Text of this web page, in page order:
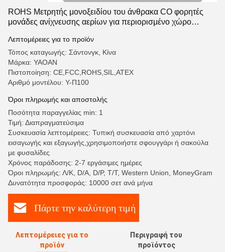
ROHS Μετρητής μονοξειδίου του άνθρακα CO φορητές
μονάδες ανίχνευσης αερίων για περιορισμένο χώρο
Λεπτομέρειες για το προϊόν
Τόπος καταγωγής: Σάντονγκ, Κίνα
Μάρκα: YAOAN
Πιστοποίηση: CE,FCC,ROHS,SIL,ATEX
Αριθμό μοντέλου: Υ-Π100
Όροι πληρωμής και αποστολής
Ποσότητα παραγγελίας min: 1
Τιμή: Διαπραγματεύσιμα
Συσκευασία λεπτομέρειες: Τυπική συσκευασία από χαρτόνι
εισαγωγής και εξαγωγής,χρησιμοποιήστε σφουγγάρι ή σακούλα
με φυσαλίδες
Χρόνος παράδοσης: 2-7 εργάσιμες ημέρες
Όροι πληρωμής: Λ/Κ, D/A, D/P, T/T, Western Union, MoneyGram
Δυνατότητα προσφοράς: 10000 σετ ανά μήνα
Πάρτε την καλύτερη τιμή
Λεπτομέρειες για το
προϊόν
Περιγραφή του
προϊόντος